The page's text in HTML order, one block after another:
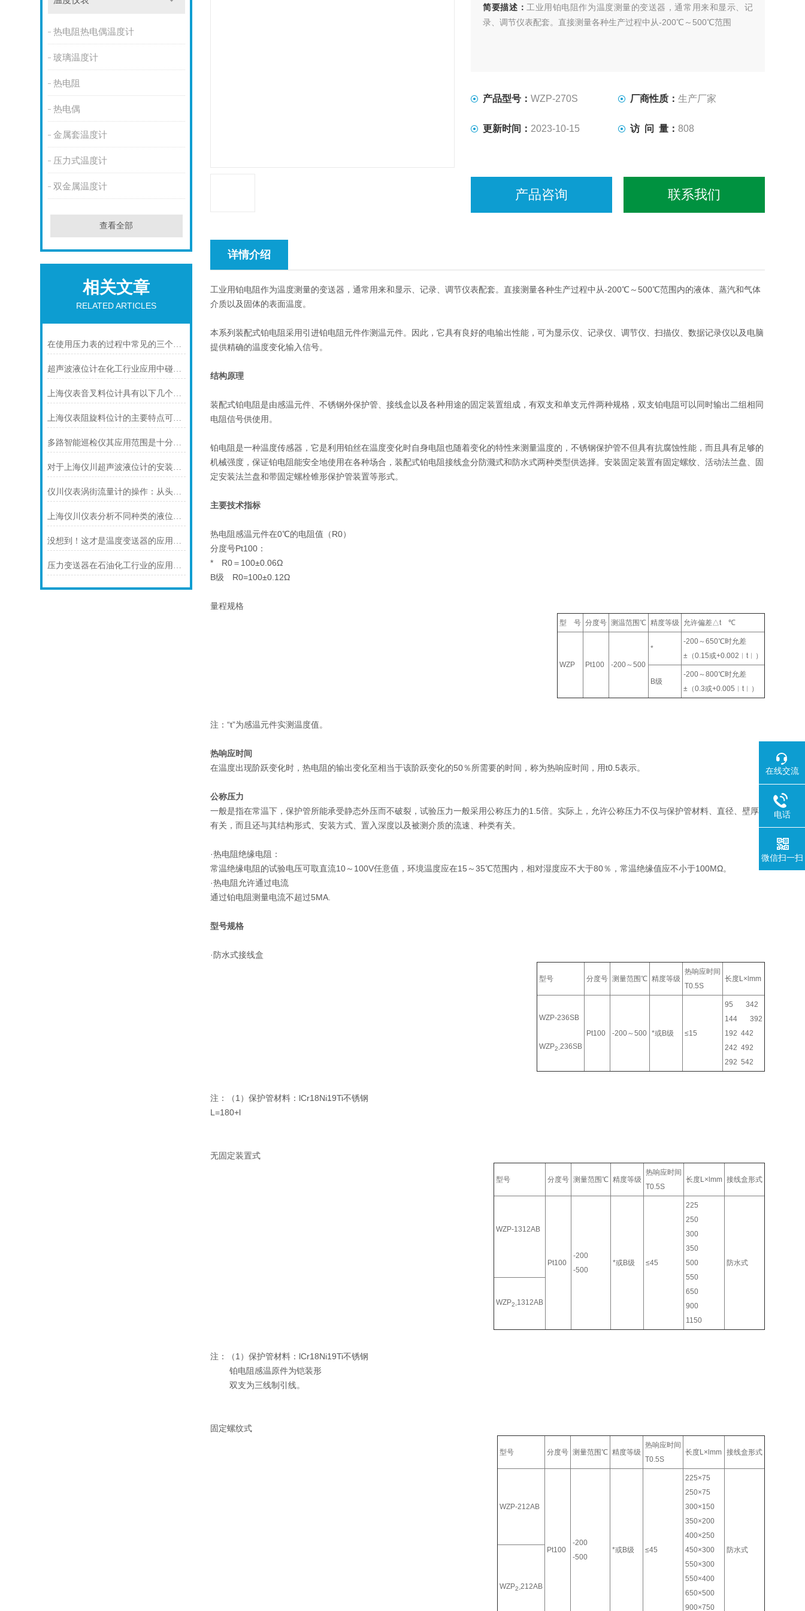
热电阻热电偶温度计
玻璃温度计
热电阻
热电偶
金属套温度计
压力式温度计
双金属温度计
查看全部
相关文章
RELATED ARTICLES
在使用压力表的过程中常见的三个问题及解决方法
超声波液位计在化工行业应用中碰到的常见问题及解决方案
上海仪表音叉料位计具有以下几个主要的用途
上海仪表阻旋料位计的主要特点可归纳如下
多路智能巡检仪其应用范围是十分广泛的
对于上海仪川超声波液位计的安装原理你可知晓！
仪川仪表涡街流量计的操作：从头开始学
上海仪川仪表分析不同种类的液位变送器
没想到！这才是温度变送器的应用特点！
压力变送器在石油化工行业的应用说明
简要描述： 工业用铂电阻作为温度测量的变送器，通常用来和显示、记
录、调节仪表配套。直接测量各种生产过程中从-200℃～500℃范围
产品型号：WZP-270S 厂商性质： 生产厂家
更新时间： 2023-10-15 访 问 量： 808
产品咨询 联系我们
详情介绍
工业用铂电阻作为温度测量的变送器，通常用来和显示、记录、调节仪表配套。直接测量各种生产过程中从-200℃～500℃范围内的液体、蒸汽和气体
介质以及固体的表面温度。
本系列装配式铂电阻采用引进铂电阻元件作测温元件。因此，它具有良好的电输出性能，可为显示仪、记录仪、调节仪、扫描仪、数据记录仪以及电脑
提供精确的温度变化输入信号。
结构原理
装配式铂电阻是由感温元件、不锈钢外保护管、接线盒以及各种用途的固定装置组成，有双支和单支元件两种规格，双支铂电阻可以同时输出二组相同
电阻信号供使用。
铂电阻是一种温度传感器，它是利用铂丝在温度变化时自身电阻也随着变化的特性来测量温度的，不锈钢保护管不但具有抗腐蚀性能，而且具有足够的
机械强度，保证铂电阻能安全地使用在各种场合，装配式铂电阻接线盒分防濺式和防水式两种类型供选择。安装固定装置有固定螺纹、活动法兰盘、固
定安装法兰盘和带固定螺栓锥形保护管装置等形式。
主要技术指标
热电阻感温元件在0℃的电阻值（R0）
分度号Pt100：
* R0＝100±0.06Ω
B级 R0=100±0.12Ω
量程规格
型 号 分度号 测温范围℃ 精度等级 允许偏差△t ℃
WZP Pt100 -200～500
*
-200～650℃时允差
±（0.15或+0.002︱t︱）
B级
-200～800℃时允差
±（0.3或+0.005︱t︱）
注：“t”为感温元件实测温度值。
热响应时间
在温度出现阶跃变化时，热电阻的输出变化至相当于该阶跃变化的50％所需要的时间，称为热响应时间，用t0.5表示。
公称压力
一般是指在常温下，保护管所能承受静态外压而不破裂，试验压力一般采用公称压力的1.5倍。实际上，允许公称压力不仅与保护管材料、直径、壁厚
有关，而且还与其结构形式、安装方式、置入深度以及被测介质的流速、种类有关。
·热电阻绝缘电阻：
常温绝缘电阻的试验电压可取直流10～100V任意值，环境温度应在15～35℃范围内，相对湿度应不大于80％，常温绝缘值应不小于100MΩ。
·热电阻允许通过电流
通过铂电阻测量电流不超过5MA.
型号规格
·防水式接线盒
型号 分度号 测量范围℃ 精度等级
热响应时间
T0.5S
长度L×lmm
WZP-236SB
WZP2-236SB
Pt100 -200～500 *或B级 ≤15
95 342
144 392
192 442
242 492
292 542
注：（1）保护管材料：lCr18Ni19Ti不锈钢
L=180+l
无固定装置式
型号 分度号 测量范围℃ 精度等级
热响应时间
T0.5S
长度L×lmm 接线盒形式
WZP-1312AB
Pt100
-200
-500
*或B级 ≤45
225
250
300
350
500
550
650
900
1150
防水式
WZP2-1312AB
注：（1）保护管材料：lCr18Ni19Ti不锈钢
铂电阻感温原件为铠装形
双支为三线制引线。
固定螺纹式
型号 分度号 测量范围℃ 精度等级
热响应时间
T0.5S
长度L×lmm 接线盒形式
WZP-212AB
Pt100
-200
-500
*或B级 ≤45
225×75
250×75
300×150
350×200
400×250
450×300
550×300
550×400
650×500
900×750
防水式
WZP2-212AB
在线交流
电话
微信扫一扫